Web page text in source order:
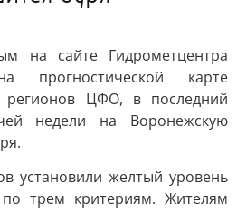
на сайте Гидрометцентра
прогностической карте
регионов ЦФО, в последний
недели на Воронежскую
установили желтый уровень
трем критериям. Жителям